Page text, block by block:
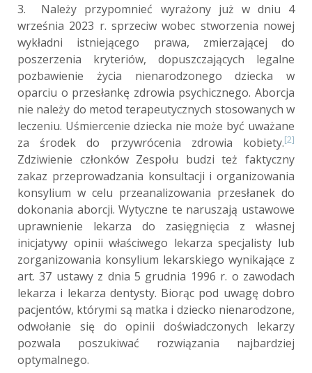
3. Należy przypomnieć wyrażony już w dniu 4
września 2023 r. sprzeciw wobec stworzenia nowej
wykładni istniejącego prawa, zmierzającej do
poszerzenia kryteriów, dopuszczających legalne
pozbawienie życia nienarodzonego dziecka w
oparciu o przesłankę zdrowia psychicznego. Aborcja
nie należy do metod terapeutycznych stosowanych w
leczeniu. Uśmiercenie dziecka nie może być uważane
za środek do przywrócenia zdrowia kobiety.[2]
Zdziwienie członków Zespołu budzi też faktyczny
zakaz przeprowadzania konsultacji i organizowania
konsylium w celu przeanalizowania przesłanek do
dokonania aborcji. Wytyczne te naruszają ustawowe
uprawnienie lekarza do zasięgnięcia z własnej
inicjatywy opinii właściwego lekarza specjalisty lub
zorganizowania konsylium lekarskiego wynikające z
art. 37 ustawy z dnia 5 grudnia 1996 r. o zawodach
lekarza i lekarza dentysty. Biorąc pod uwagę dobro
pacjentów, którymi są matka i dziecko nienarodzone,
odwołanie się do opinii doświadczonych lekarzy
pozwala poszukiwać rozwiązania najbardziej
optymalnego.